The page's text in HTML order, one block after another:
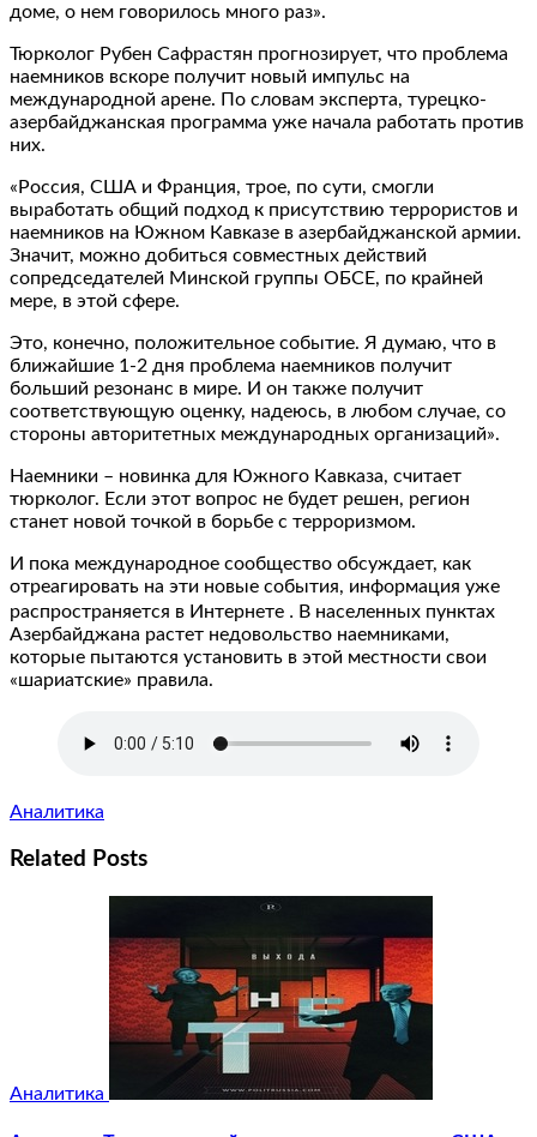
доме, о нем говорилось много раз».
Тюрколог Рубен Сафрастян прогнозирует, что проблема
наемников вскоре получит новый импульс на
международной арене. По словам эксперта, турецко-
азербайджанская программа уже начала работать против
них.
«Россия, США и Франция, трое, по сути, смогли
выработать общий подход к присутствию террористов и
наемников на Южном Кавказе в азербайджанской армии.
Значит, можно добиться совместных действий
сопредседателей Минской группы ОБСЕ, по крайней
мере, в этой сфере.
Это, конечно, положительное событие. Я думаю, что в
ближайшие 1-2 дня проблема наемников получит
больший резонанс в мире. И он также получит
соответствующую оценку, надеюсь, в любом случае, со
стороны авторитетных международных организаций».
Наемники – новинка для Южного Кавказа, считает
тюрколог. Если этот вопрос не будет решен, регион
станет новой точкой в ​​борьбе с терроризмом.
И пока международное сообщество обсуждает, как
отреагировать на эти новые события, информация уже
распространяется в Интернете ․ В населенных пунктах
Азербайджана растет недовольство наемниками,
которые пытаются установить в этой местности свои
«шариатские» правила.
Аналитика
Related Posts
Аналитика